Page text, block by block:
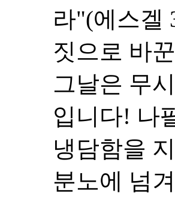
라"(에스겔
짓으로 바
그날은 무
입니다! 나
냉담함을
분노에 넘